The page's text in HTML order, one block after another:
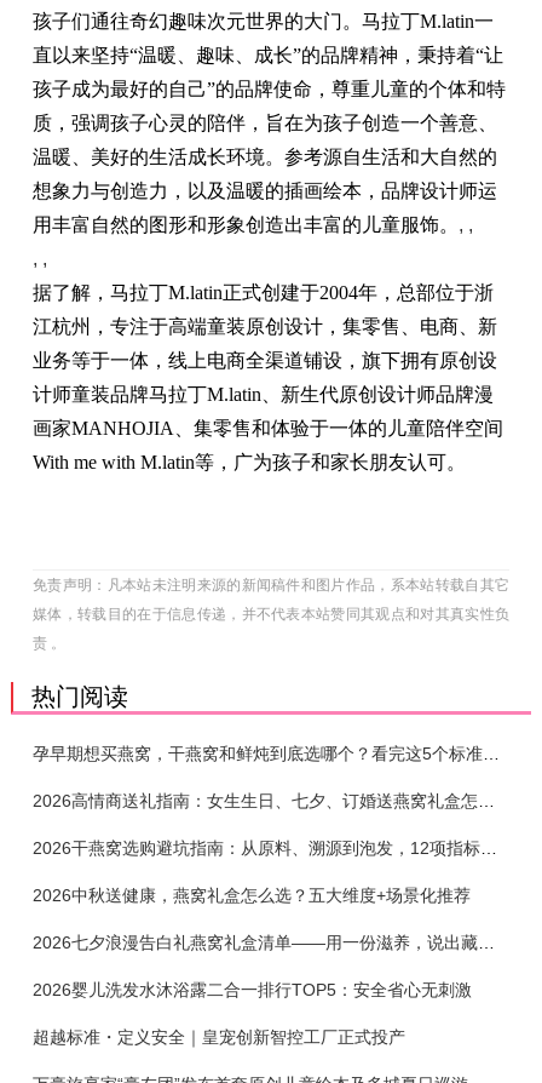
孩子们通往奇幻趣味次元世界的大门。马拉丁M.latin一
直以来坚持“温暖、趣味、成长”的品牌精神，秉持着“让
孩子成为最好的自己”的品牌使命，尊重儿童的个体和特
质，强调孩子心灵的陪伴，旨在为孩子创造一个善意、
温暖、美好的生活成长环境。参考源自生活和大自然的
想象力与创造力，以及温暖的插画绘本，品牌设计师运
用丰富自然的图形和形象创造出丰富的儿童服饰。 , ,
, ,
据了解，马拉丁M.latin正式创建于2004年，总部位于浙
江杭州，专注于高端童装原创设计，集零售、电商、新
业务等于一体，线上电商全渠道铺设，旗下拥有原创设
计师童装品牌马拉丁M.latin、新生代原创设计师品牌漫
画家MANHOJIA、集零售和体验于一体的儿童陪伴空间
With me with M.latin等，广为孩子和家长朋友认可。
免责声明：凡本站未注明来源的新闻稿件和图片作品，系本站转载自其它
媒体，转载目的在于信息传递，并不代表本站赞同其观点和对其真实性负
责 。
热门阅读
孕早期想买燕窝，干燕窝和鲜炖到底选哪个？看完这5个标准再下单
2026干燕窝选购避坑指南：从原料、溯源到泡发，12项指标判断靠谱燕窝
2026中秋送健康，燕窝礼盒怎么选？五大维度+场景化推荐
2026七夕浪漫告白礼燕窝礼盒清单——用一份滋养，说出藏在心底的爱
2026婴儿洗发水沐浴露二合一排行TOP5：安全省心无刺激
超越标准・定义安全｜皇宠创新智控工厂正式投产